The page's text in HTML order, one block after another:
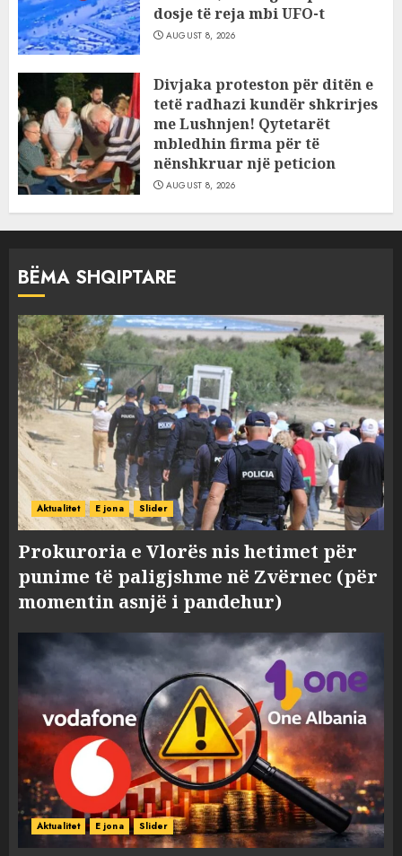
dosje të reja mbi UFO-t
AUGUST 8, 2026
Divjaka proteston për ditën e
tetë radhazi kundër shkrirjes
me Lushnjen! Qytetarët
mbledhin firma për të
nënshkruar një peticion
AUGUST 8, 2026
BËMA SHQIPTARE
Aktualitet E jona Slider
Prokuroria e Vlorës nis hetimet për
punime të paligjshme në Zvërnec (për
momentin asnjë i pandehur)
Aktualitet E jona Slider